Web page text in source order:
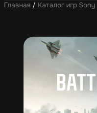
Главная / Каталог игр Sony